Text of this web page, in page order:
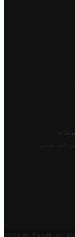
في تونس
2025 © Trovit. All